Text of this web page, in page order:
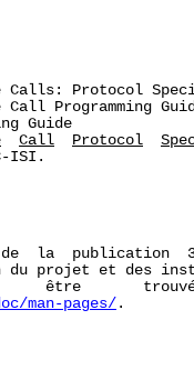
Calls: Protocol
Call Programming
Guide
Call Protocol
ISI.
la  publication
du projet et des
être
man-pages/ .